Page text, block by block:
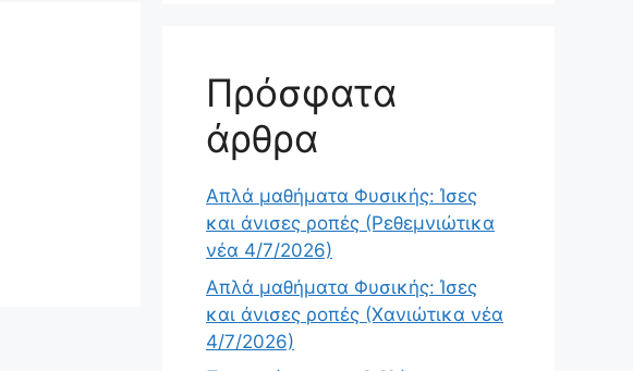
Πρόσφατα
άρθρα
Απλά μαθήματα Φυσικής: Ίσες
και άνισες ροπές (Ρεθεμνιώτικα
νέα 4/7/2026)
Απλά μαθήματα Φυσικής: Ίσες
και άνισες ροπές (Χανιώτικα νέα
4/7/2026)